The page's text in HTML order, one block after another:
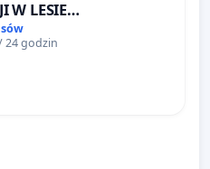
W LESIE
I ARTURÓWKU
24 godzin